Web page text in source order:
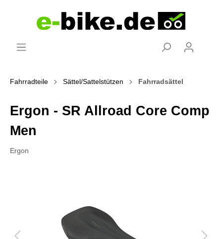
Fahrradteile Sättel/Sattelstützen Fahrradsättel
Ergon - SR Allroad Core Comp
Men
Ergon